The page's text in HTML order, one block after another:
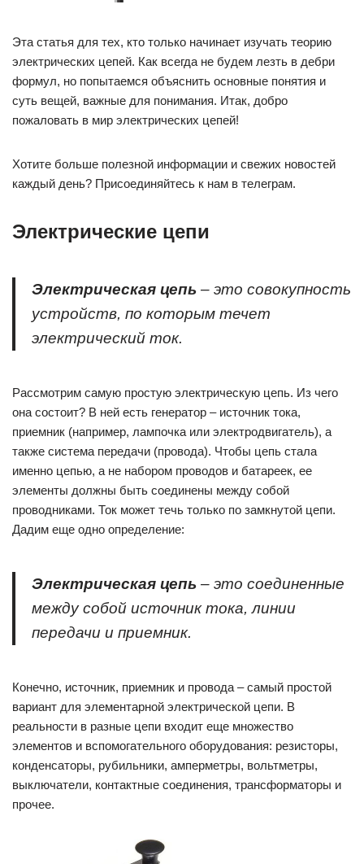
Эта статья для тех, кто только начинает изучать теорию
электрических цепей. Как всегда не будем лезть в дебри
формул, но попытаемся объяснить основные понятия и
суть вещей, важные для понимания. Итак, добро
пожаловать в мир электрических цепей!
Хотите больше полезной информации и свежих новостей
каждый день? Присоединяйтесь к нам в телеграм.
Электрические цепи
Электрическая цепь – это совокупность
устройств, по которым течет
электрический ток.
Рассмотрим самую простую электрическую цепь. Из чего
она состоит? В ней есть генератор – источник тока,
приемник (например, лампочка или электродвигатель), а
также система передачи (провода). Чтобы цепь стала
именно цепью, а не набором проводов и батареек, ее
элементы должны быть соединены между собой
проводниками. Ток может течь только по замкнутой цепи.
Дадим еще одно определение:
Электрическая цепь – это соединенные
между собой источник тока, линии
передачи и приемник.
Конечно, источник, приемник и провода – самый простой
вариант для элементарной электрической цепи. В
реальности в разные цепи входит еще множество
элементов и вспомогательного оборудования: резисторы,
конденсаторы, рубильники, амперметры, вольтметры,
выключатели, контактные соединения, трансформаторы и
прочее.